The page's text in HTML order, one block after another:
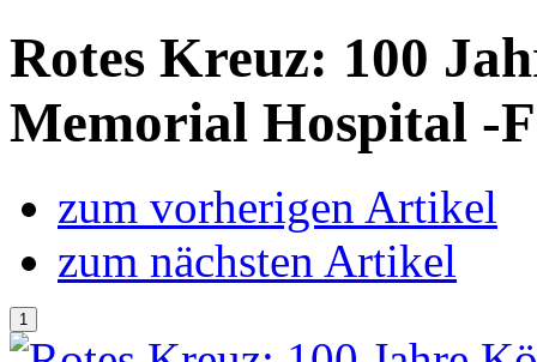
Rotes Kreuz: 100
Memorial Hospital
zum vorherigen Artikel
zum nächsten Artikel